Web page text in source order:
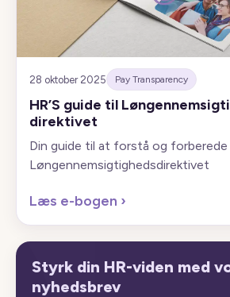
28 oktober 2025 Pay Transparency
HR’S guide til
direktivet
Din guide til at forstå og forberede
Løngennemsigtighedsdirektivet
Læs e-bogen ›
Styrk din HR-viden med
nyhedsbrev